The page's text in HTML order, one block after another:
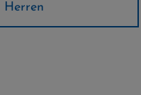
Mixed-Team